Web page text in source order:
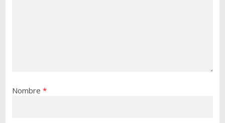
Nombre *